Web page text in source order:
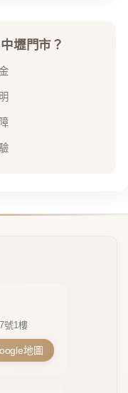
壢門市？
號1樓
地圖